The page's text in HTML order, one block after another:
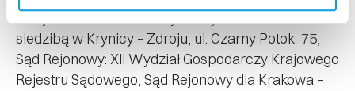
siedzibą w Krynicy – Zdroju, ul. Czarny Potok 75,
Sąd Rejonowy: XII Wydział Gospodarczy Krajowego
Rejestru Sądowego, Sąd Rejonowy dla Krakowa –